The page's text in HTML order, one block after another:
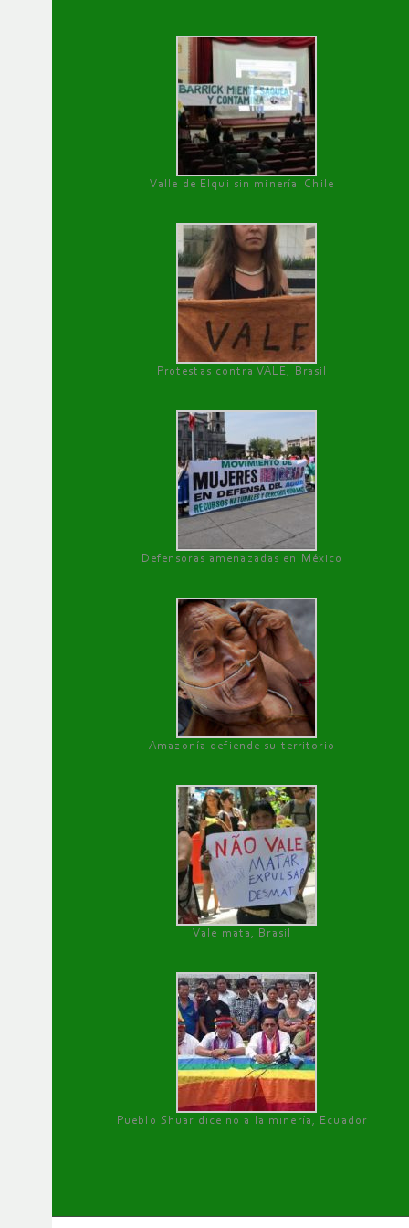
Valle de Elqui sin minería. Chile
Protestas contra VALE, Brasil
Defensoras amenazadas en México
Amazonía defiende su territorio
Vale mata, Brasil
Pueblo Shuar dice no a la minería, Ecuador